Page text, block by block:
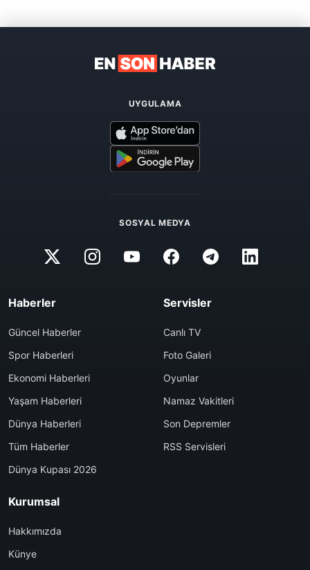
UYGULAMA
SOSYAL MEDYA
Haberler
Güncel Haberler
Spor Haberleri
Ekonomi Haberleri
Yaşam Haberleri
Dünya Haberleri
Tüm Haberler
Dünya Kupası 2026
Servisler
Canlı TV
Foto Galeri
Oyunlar
Namaz Vakitleri
Son Depremler
RSS Servisleri
Kurumsal
Hakkımızda
Künye